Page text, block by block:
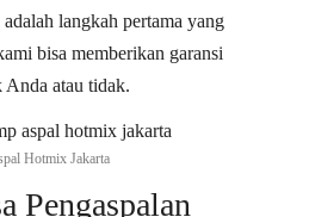
langkah pertama yang
bisa memberikan garansi
atau tidak.
Hotmix Jakarta
Pengaspalan